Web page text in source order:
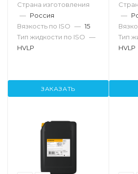
Страна изготовления
— Россия
Вязкость по ISO — 15
Тип жидкости по ISO —
HVLP
ЗАКАЗАТЬ
—
Тип
HVLP